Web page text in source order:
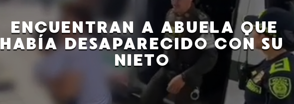
ENCUENTRAN A ABUELA QUE
HABÍA DESAPARECIDO CON SU
NIETO